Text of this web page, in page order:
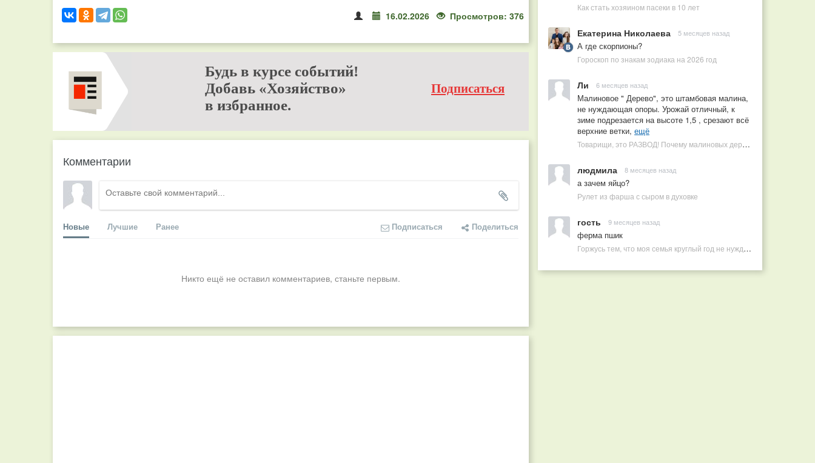
16.02.2026 Просмотров: 376
Будь в курсе событий!
Добавь «Хозяйство»
в избранное.
Подписаться
Комментарии
Новые Лучшие Ранее Подписаться Поделиться
Никто ещё не оставил комментариев, станьте первым.
Как стать хозяином пасеки в 10 лет
Екатерина Николаева 5 месяцев назад
А где скорпионы?
Гороскоп по знакам зодиака на 2026 год
Ли 6 месяцев назад
Малиновое " Дерево", это штамбовая малина,
не нуждающая опоры. Урожай отличный, к
зиме подрезается на высоте 1,5 , срезают всё
верхние ветки, ещё
Товарищи, это РАЗВОД! Почему малиновых деревьев не бывает, или Как ушлые продавцы наживаются на мечтах садоводов
людмила 8 месяцев назад
а зачем яйцо?
Рулет из фарша с сыром в духовке
гость 9 месяцев назад
ферма пшик
Горжусь тем, что моя семья круглый год не нуждается в покупных витаминах